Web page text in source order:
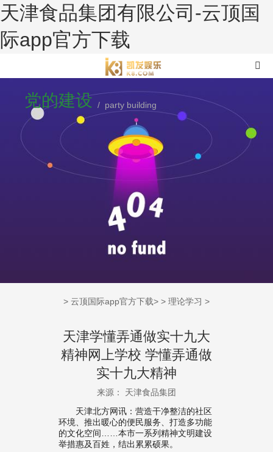
天津食品集团有限公司-云顶国
际app官方下载
党的建设 / party building
> 云顶国际app官方下载> > 理论学习 >
天津学懂弄通做实十九大
精神网上学校 学懂弄通做
实十九大精神
来源： 天津食品集团
天津北方网讯：营造干净整洁的社区
环境、推出暖心的便民服务、打造多功能
的文化空间……本市一系列精神文明建设
举措惠及百姓，结出累累硕果。